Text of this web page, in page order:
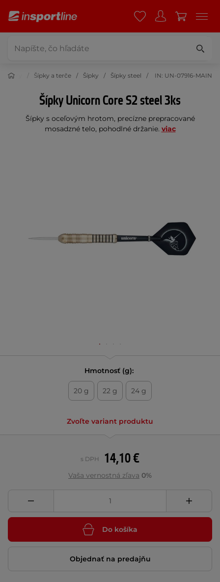
a Hry Šípky a terče Šípky Šípky steel IN: UN-07916-MAIN
Šípky Unicorn Core S2 steel 3ks
Šípky s oceľovým hrotom, precízne prepracované
mosadzné telo, pohodlné držanie. viac
Hmotnosť (g):
20 g 22 g 24 g
Zvoľte variant produktu
14,10 €
s DPH
Vaša vernostná zľava 0%
Do košíka
Objednať na predajňu